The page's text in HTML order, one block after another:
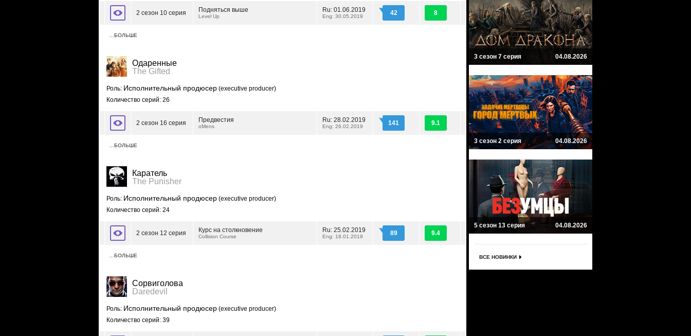
2 сезон 10 серия Подняться выше
Level Up
Ru: 01.06.2019
Eng: 30.05.2019 42 8
…БОЛЬШЕ
Одаренные
The Gifted
Роль: Исполнительный продюсер (executive producer)
Количество серий: 26
2 сезон 16 серия Предвестия
oMens
Ru: 28.02.2019
Eng: 26.02.2019 141 9.1
…БОЛЬШЕ
Каратель
The Punisher
Роль: Исполнительный продюсер (executive producer)
Количество серий: 24
2 сезон 12 серия Курс на столкновение
Collision Course
Ru: 25.02.2019
Eng: 18.01.2019 89 9.4
…БОЛЬШЕ
Сорвиголова
Daredevil
Роль: Исполнительный продюсер (executive producer)
Количество серий: 39
3 сезон 7 серия 04.08.2026
3 сезон 2 серия 04.08.2026
5 сезон 13 серия 04.08.2026
ВСЕ НОВИНКИ